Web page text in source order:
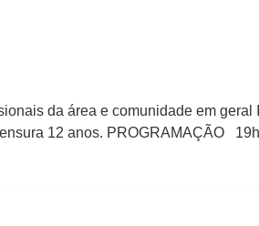
da área e comunidade em
12 anos. PROGRAMAÇÃO